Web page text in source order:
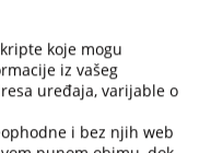
raspolaganja
spremnost
, 3)
od onoga štp bi
hitnost rješavanja
sudskog postupka ,
koje mogu
iz vašeg
uređaja, varijable o
i bez njih web